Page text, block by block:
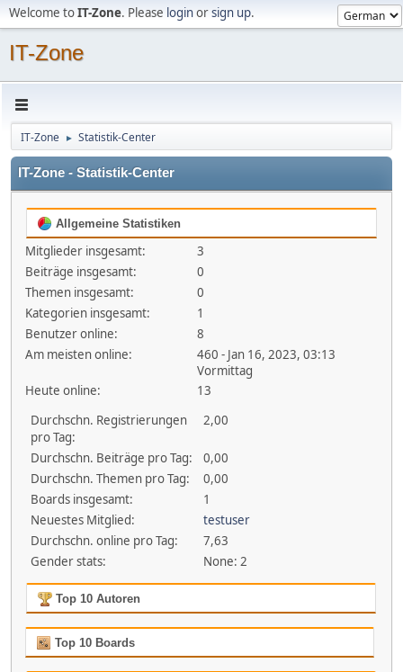
Welcome toIT-Zone. Please loginorsign up.
IT-Zone
IT-Zone ► Statistik-Center
IT-Zone - Statistik-Center
Allgemeine Statistiken
Mitglieder insgesamt:
3
Beiträge insgesamt:
0
Themen insgesamt:
0
Kategorien insgesamt:
1
Benutzer online:
8
Am meisten online:
460 - Jan 16, 2023, 03:13
Vormittag
Heute online:
13
Durchschn. Registrierungen
pro Tag:
2,00
Durchschn. Beiträge pro Tag:
0,00
Durchschn. Themen pro Tag:
0,00
Boards insgesamt:
1
Neuestes Mitglied:
testuser
Durchschn. online pro Tag:
7,63
Gender stats:
None: 2
Top 10 Autoren
Top 10 Boards